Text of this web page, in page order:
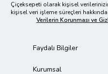
Çiçeksepeti olarak kişisel
kişisel veri işleme süreçleri
Verilerin Korunması ve
Faydalı Bilgiler
Kurumsal